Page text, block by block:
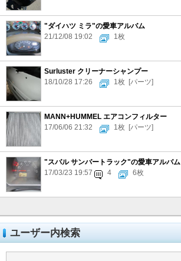
"ダイハツ ミラ"の愛車アルバム
21/12/08 19:02
1枚
Surluster クリーナーシャンプー
18/10/28 17:26
1枚 [パーツ]
MANN+HUMMEL エアコンフィルター
17/06/06 21:32
1枚 [パーツ]
"スバル サンバートラック"の愛車アルバム
17/03/23 19:57
4 6枚
ユーザー内検索